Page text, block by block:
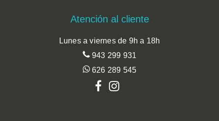
Atención al cliente
Lunes a viernes de 9h a 18h
943 299 931
626 289 545